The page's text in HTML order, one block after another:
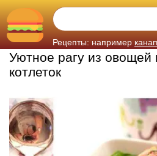
Рецепты: например
Уютное рагу из овощей
котлеток